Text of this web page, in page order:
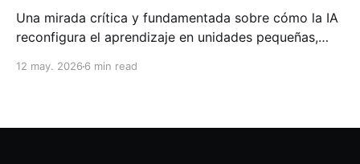
Una mirada crítica y fundamentada sobre cómo la IA
reconfigura el aprendizaje en unidades pequeñas,
metáfora de las micorrizas como hilo conductor.
12 may. 2026 6 min read